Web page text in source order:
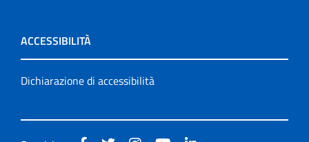
ACCESSIBILITÀ
Dichiarazione di accessibilità